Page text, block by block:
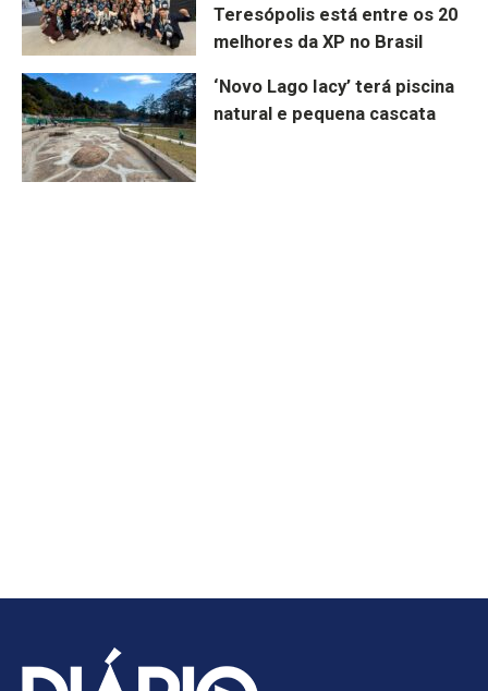
Teresópolis está entre os 20
melhores da XP no Brasil
‘Novo Lago Iacy’ terá piscina
natural e pequena cascata